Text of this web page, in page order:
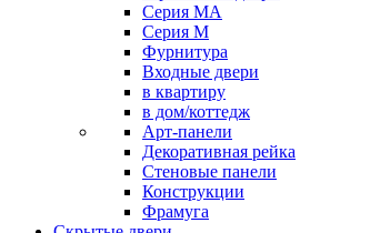
Серия MA
Серия M
Фурнитура
Входные двери
в квартиру
в дом/коттедж
Арт-панели
Декоративная рейка
Стеновые панели
Конструкции
Фрамуга